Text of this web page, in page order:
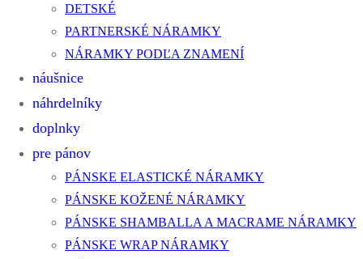
DETSKÉ
PARTNERSKÉ NÁRAMKY
NÁRAMKY PODĽA ZNAMENÍ
náušnice
náhrdelníky
doplnky
pre pánov
PÁNSKE ELASTICKÉ NÁRAMKY
PÁNSKE KOŽENÉ NÁRAMKY
PÁNSKE SHAMBALLA A MACRAME NÁRAMKY
PÁNSKE WRAP NÁRAMKY